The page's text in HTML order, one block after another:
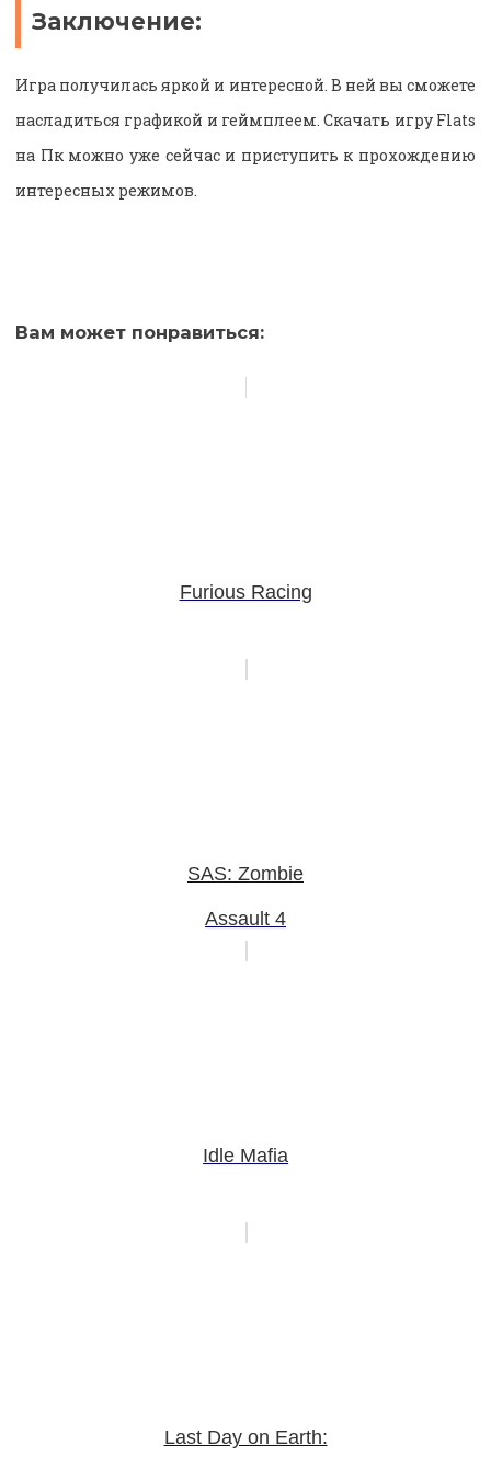
Заключение:
Игра получилась яркой и интересной. В ней вы сможете
насладиться графикой и геймплеем. Скачать игру Flats
на Пк можно уже сейчас и приступить к прохождению
интересных режимов.
Вам может понравиться:
Furious Racing
SAS: Zombie
Assault 4
Idle Mafia
Last Day on Earth: